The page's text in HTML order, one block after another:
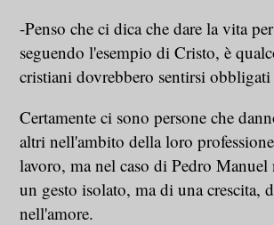
-Penso che ci dica che dare la vita
seguendo l'esempio di Cristo, è
cristiani dovrebbero sentirsi obbligati
Certamente ci sono persone che
altri nell'ambito della loro
lavoro, ma nel caso di Pedro
un gesto isolato, ma di una crescita,
nell'amore.